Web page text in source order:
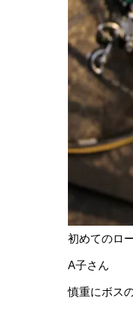
初めてのロ
A子さん
慎重にボス